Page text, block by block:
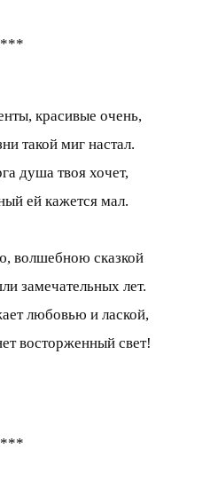
***
красивые очень,
такой миг настал.
душа твоя хочет,
ей кажется мал.
волшебною сказкой
замечательных лет.
любовью и лаской,
восторженный свет!
***